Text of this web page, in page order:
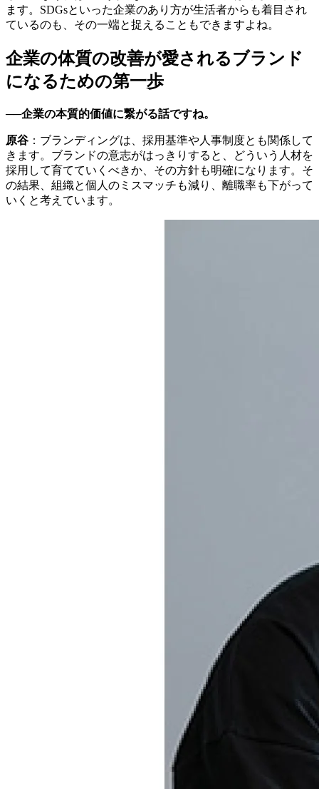
ます。SDGsといった企業のあり方が生活者からも着目され
ているのも、その一端と捉えることもできますよね。
企業の体質の改善が愛されるブランド
になるための第一歩
──企業の本質的価値に繋がる話ですね。
原谷 ：ブランディングは、採用基準や人事制度とも関係して
きます。ブランドの意志がはっきりすると、どういう人材を
採用して育てていくべきか、その方針も明確になります。そ
の結果、組織と個人のミスマッチも減り、離職率も下がって
いくと考えています。